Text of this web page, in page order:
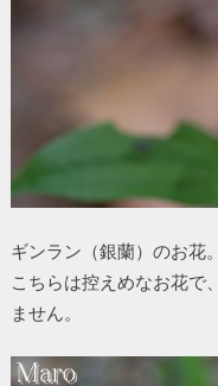
ギンラン（銀蘭）のお花
こちらは控えめなお花で
ません。